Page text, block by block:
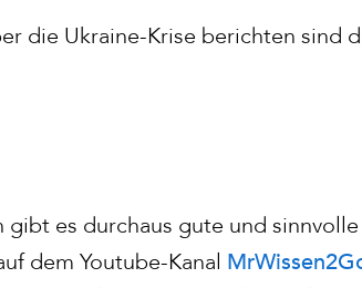
die Ukraine-Krise berichten sind
es durchaus gute und
dem Youtube-Kanal